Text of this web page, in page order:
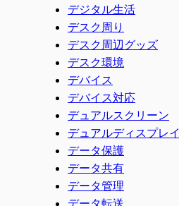
デジタル生活
デスク周り
デスク周辺グッズ
デスク環境
デバイス
デバイス対応
デュアルスクリーン
デュアルディスプレイ
データ保護
データ共有
データ管理
データ転送